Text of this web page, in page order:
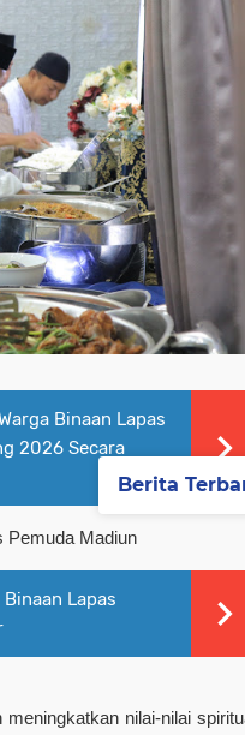
Binaan Lapas
2026 Secara
Pemuda Madiun
Lapas
nilai-nilai
Berita